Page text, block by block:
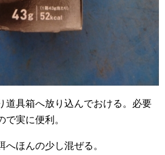
道具箱へ放り込んでおける。必要
で実に便利。
へほんの少し混ぜる。